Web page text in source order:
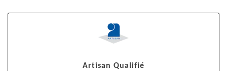
Artisan Qualifié